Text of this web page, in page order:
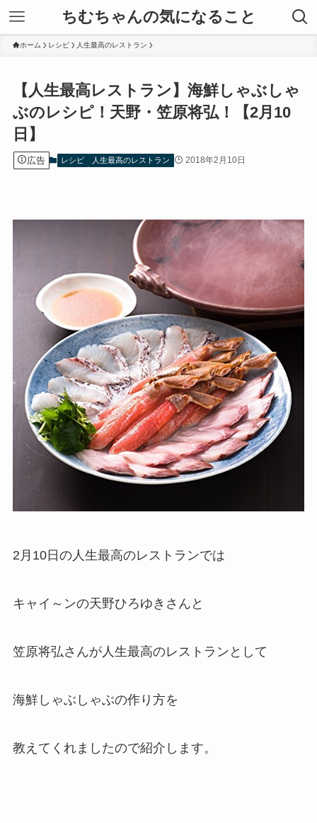
ちむちゃんの気になること
ホーム レシピ 人生最高のレストラン
【人生最高レストラン】海鮮しゃぶしゃ
ぶのレシピ！天野・笠原将弘！【2月10
日】
広告 レシピ 人生最高のレストラン 2018年2月10日
2月10日の人生最高のレストランでは
キャイ～ンの天野ひろゆきさんと
笠原将弘さんが人生最高のレストランとして
海鮮しゃぶしゃぶの作り方を
教えてくれましたので紹介します。